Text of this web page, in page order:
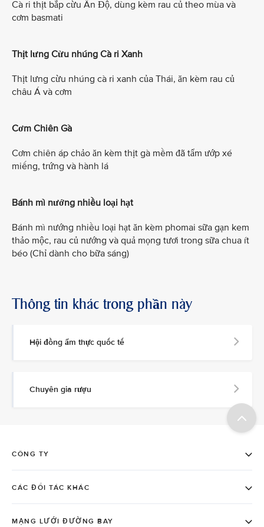
Cà ri thịt bắp cừu Ấn Độ, dùng kèm rau củ theo mùa và
cơm basmati
Thịt lưng Cừu nhúng Cà ri Xanh
Thịt lưng cừu nhúng cà ri xanh của Thái, ăn kèm rau củ
châu Á và cơm
Cơm Chiên Gà
Cơm chiên áp chảo ăn kèm thịt gà mềm đã tẩm ướp xé
miếng, trứng và hành lá
Bánh mì nướng nhiều loại hạt
Bánh mì nướng nhiều loại hạt ăn kèm phomai sữa gạn kem
thảo mộc, rau củ nướng và quả mọng tươi trong sữa chua ít
béo (Chỉ dành cho bữa sáng)
Thông tin khác trong phần này
Hội đồng ẩm thực quốc tế
Chuyên gia rượu